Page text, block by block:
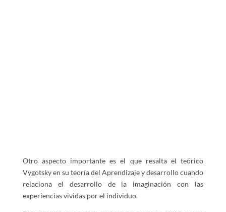
Otro aspecto importante es el que resalta el teórico
Vygotsky en su teoría del Aprendizaje y desarrollo cuando
relaciona el desarrollo de la imaginación con las
experiencias vividas por el individuo.